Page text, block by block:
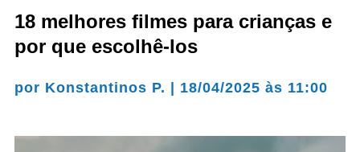
18 melhores filmes para crianças e
por que escolhê-los
por Konstantinos P. 18/04/2025 às 11:00